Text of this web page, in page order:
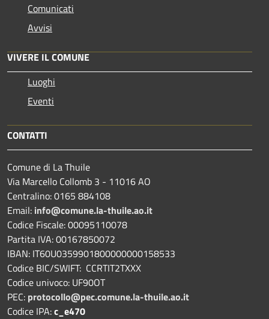
Comunicati
Avvisi
VIVERE IL COMUNE
Luoghi
Eventi
CONTATTI
Comune di La Thuile
Via Marcello Collomb 3 - 11016 AO
Centralino: 0165 884108
Email: info@comune.la-thuile.ao.it
Codice Fiscale: 00095110078
Partita IVA: 00167850072
IBAN: IT60U0359901800000000158533
Codice BIC/SWIFT: CCRTIT2TXXX
Codice univoco: UF90OT
PEC: protocollo@pec.comune.la-thuile.ao.it
Codice IPA:c_e470